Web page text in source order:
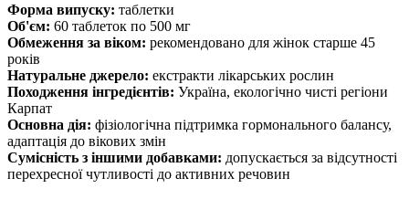
Форма випуску: таблетки
Об'єм: 60 таблеток по 500 мг
Обмеження за віком: рекомендовано для жінок старше 45
років
Натуральне джерело: екстракти лікарських рослин
Походження інгредієнтів: Україна, екологічно чисті регіони
Карпат
Основна дія: фізіологічна підтримка гормонального балансу,
адаптація до вікових змін
Сумісність з іншими добавками: допускається за відсутності
перехресної чутливості до активних речовин